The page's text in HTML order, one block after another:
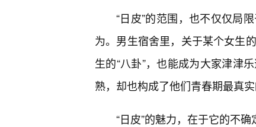
“日皮”的范围，也不仅仅局
为。男生宿舍里，关于某个女生
生的“八卦”，也能成为大家津津
熟，却也构成了他们青春期最真实
“日皮”的魅力，在于它的不